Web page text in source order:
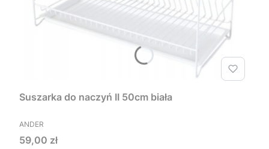
Suszarka do naczyń II 50cm biała
PRODUCENT
ANDER
Cena
59,00 zł